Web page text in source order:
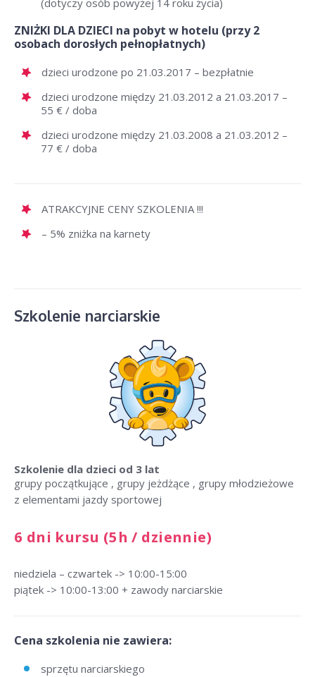
(dotyczy osób powyżej 14 roku życia)
ZNIŻKI DLA DZIECI na pobyt w hotelu (przy 2
osobach dorosłych pełnopłatnych)
dzieci urodzone po 21.03.2017 – bezpłatnie
dzieci urodzone między 21.03.2012 a 21.03.2017 –
55 € / doba
dzieci urodzone między 21.03.2008 a 21.03.2012 –
77 € / doba
ATRAKCYJNE CENY SZKOLENIA !!!
– 5% zniżka na karnety
Szkolenie narciarskie
Szkolenie dla dzieci od 3 lat
grupy początkujące , grupy jeżdżące , grupy młodzieżowe
z elementami jazdy sportowej
6 dni kursu (5h / dziennie)
niedziela – czwartek -> 10:00-15:00
piątek -> 10:00-13:00 + zawody narciarskie
Cena szkolenia nie zawiera:
sprzętu narciarskiego